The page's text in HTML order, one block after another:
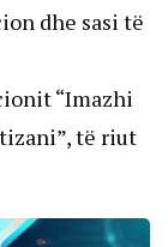
dhe sasi të
“Imazhi
të riut